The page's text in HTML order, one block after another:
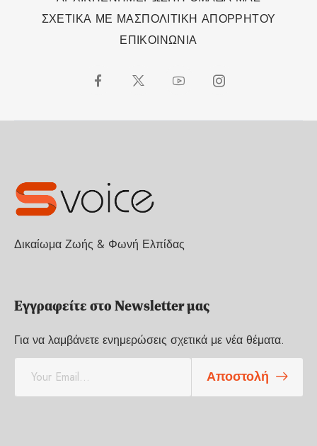
ΣΧΕΤΙΚΑ ΜΕ ΜΑΣΠΟΛΙΤΙΚΗ ΑΠΟΡΡΗΤΟΥ
ΕΠΙΚΟΙΝΩΝΙΑ
Δικαίωμα Ζωής & Φωνή Ελπίδας
Εγγραφείτε στο Newsletter μας
Για να λαμβάνετε ενημερώσεις σχετικά με νέα θέματα.
a
Αποστολή